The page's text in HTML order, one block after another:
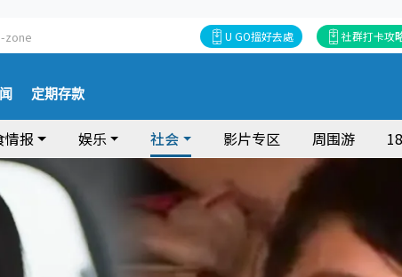
zone 社群打卡攻
U GO搵好去處
定期存款
情报 娱乐 社会 影片专区 周围游